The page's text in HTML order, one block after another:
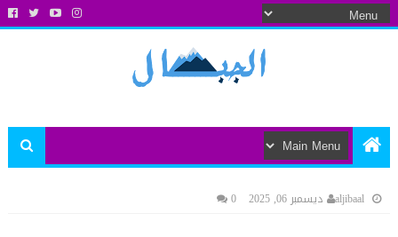
aljibaal ديسمبر 06, 2025 0